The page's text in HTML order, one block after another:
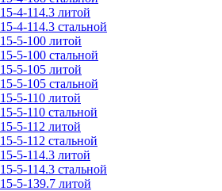
15-4-114.3 литой
15-4-114.3 стальной
15-5-100 литой
15-5-100 стальной
15-5-105 литой
15-5-105 стальной
15-5-110 литой
15-5-110 стальной
15-5-112 литой
15-5-112 стальной
15-5-114.3 литой
15-5-114.3 стальной
15-5-139.7 литой